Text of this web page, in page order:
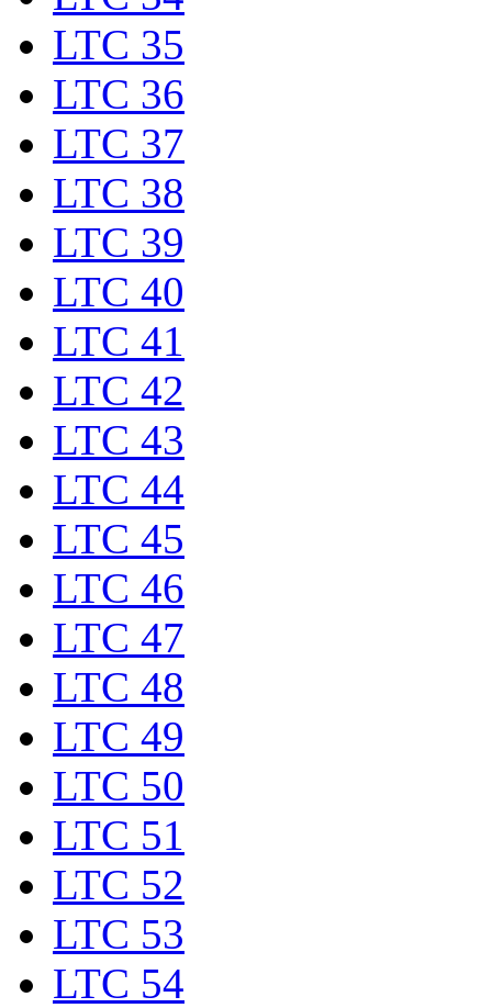
LTC 35
LTC 36
LTC 37
LTC 38
LTC 39
LTC 40
LTC 41
LTC 42
LTC 43
LTC 44
LTC 45
LTC 46
LTC 47
LTC 48
LTC 49
LTC 50
LTC 51
LTC 52
LTC 53
LTC 54